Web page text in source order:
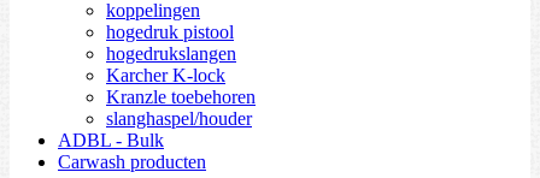
koppelingen
hogedruk pistool
hogedrukslangen
Karcher K-lock
Kranzle toebehoren
slanghaspel/houder
ADBL - Bulk
Carwash producten